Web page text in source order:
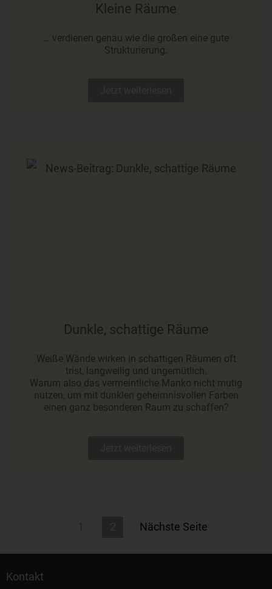
Kleine Räume
… verdienen genau wie die großen eine gute
Strukturierung.
Dunkle, schattige Räume
Weiße Wände wirken in schattigen Räumen oft
trist, langweilig und ungemütlich.
Warum also das vermeintliche Manko nicht mutig
nutzen, um mit dunklen geheimnisvollen Farben
einen ganz besonderen Raum zu schaffen?
Seitennummerierung
der
Beiträge
Nächste Seite
Kontakt